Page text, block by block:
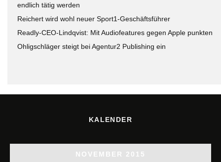
endlich tätig werden
Reichert wird wohl neuer Sport1-Geschäftsführer
Readly-CEO-Lindqvist: Mit Audiofeatures gegen Apple punkten
Ohligschläger steigt bei Agentur2 Publishing ein
KALENDER
NOVEMBER 2015